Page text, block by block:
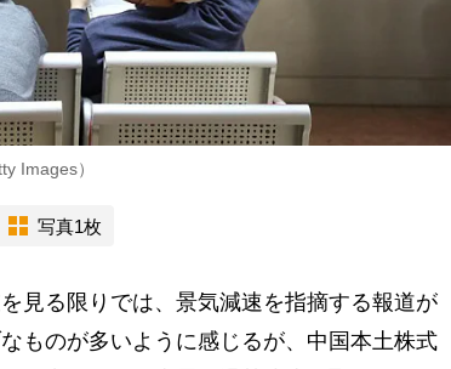
Images）
写真1枚
見る限りでは、景気減速を指摘する報道が
ものが多いように感じるが、中国本土株式